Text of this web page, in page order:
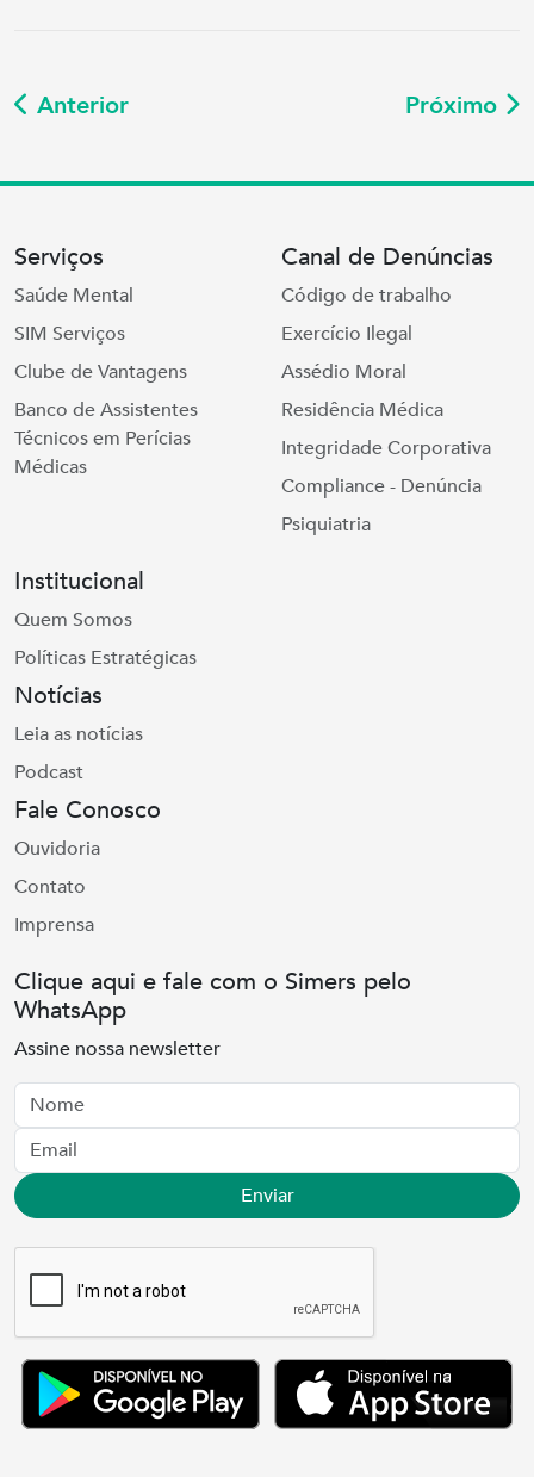
Anterior Próximo
Serviços
Saúde Mental
SIM Serviços
Clube de Vantagens
Banco de Assistentes
Técnicos em Perícias
Médicas
Canal de Denúncias
Código de trabalho
Exercício Ilegal
Assédio Moral
Residência Médica
Integridade Corporativa
Compliance - Denúncia
Psiquiatria
Institucional
Quem Somos
Políticas Estratégicas
Notícias
Leia as notícias
Podcast
Fale Conosco
Ouvidoria
Contato
Imprensa
Clique aqui e fale com o Simers pelo
WhatsApp
Assine nossa newsletter
Nome
Email
Enviar